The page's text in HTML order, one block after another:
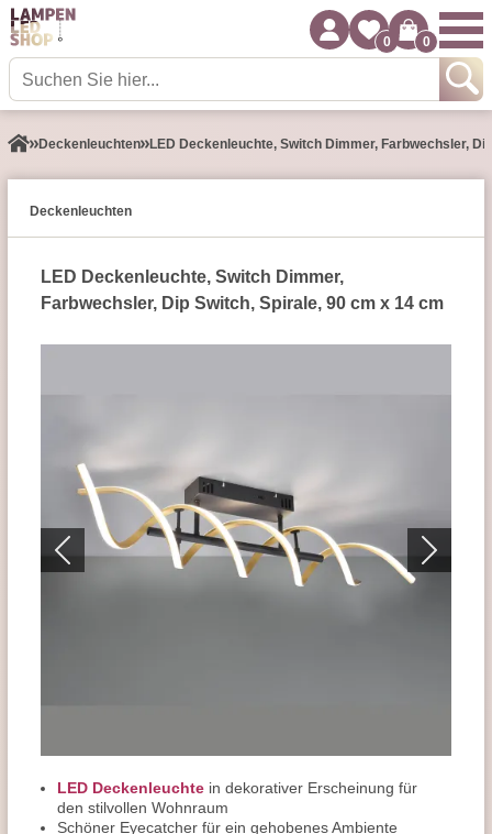
0 0
Decken­leuchten LED Deckenleuchte, Switch Dimmer, Farbwechsler,
Decken­leuchten
LED Deckenleuchte, Switch Dimmer,
Farbwechsler, Dip Switch, Spirale, 90 cm x 14 cm
LED Deckenleuchte in dekorativer Erscheinung für
den stilvollen Wohnraum
Schöner Eyecatcher für ein gehobenes Ambiente